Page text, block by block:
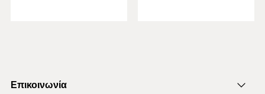
Επικοινωνία